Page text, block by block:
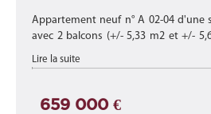
Appartement neuf n° A 02-04 d'une
avec 2 balcons (+/- 5,33 m2 et +/-
bâtiment B de cette nouvelle
composée de 15 appart ...
Lire la suite
659 000 €